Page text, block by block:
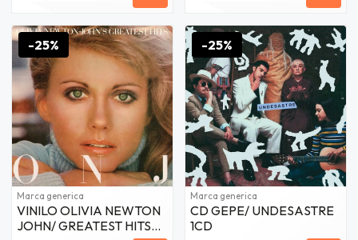
-25%
Marca generica
VINILO OLIVIA NEWTON
JOHN/ GREATEST HITS
-25%
Marca generica
CD GEPE/ UNDESASTRE
1CD